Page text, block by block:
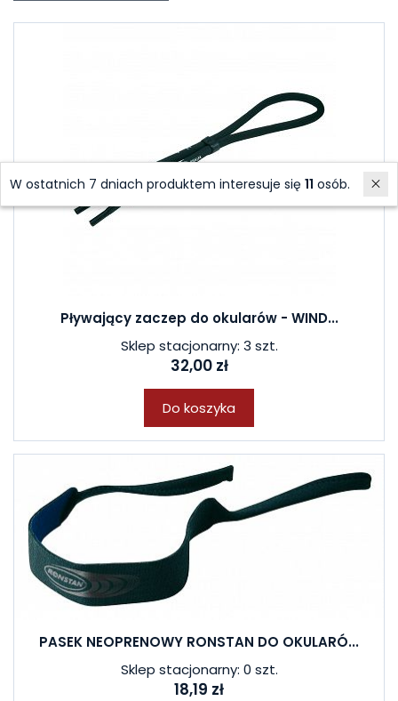
Pływający zaczep do okularów - WIND...
Sklep stacjonarny: 3 szt.
32,00 zł
Do koszyka
PASEK NEOPRENOWY RONSTAN DO OKULARÓ...
Sklep stacjonarny: 0 szt.
18,19 zł
W ostatnich 7 dniach produktem interesuje się 11 osób.